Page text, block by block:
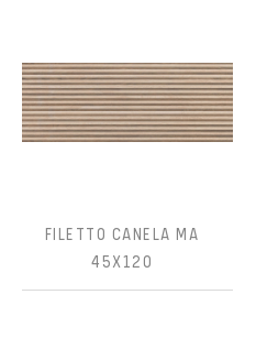
FILETTO CANELA MA
45X120